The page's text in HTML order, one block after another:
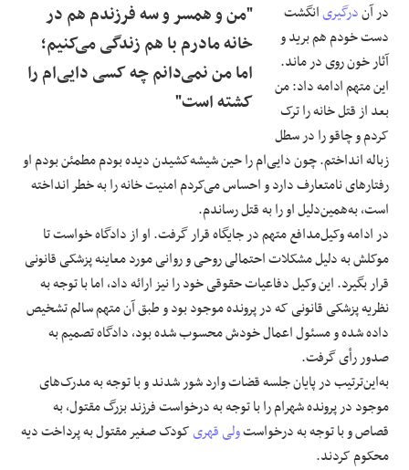
"من و همسر و سه فرزندم هم در
خانه مادرم با هم زندگی می‌کنیم؛
اما من نمی‌دانم چه کسی دایی‌ام را
کشته است"
در آندرگیریانگشت
دست خودم هم برید و
آثار خون روی در ماند.
این متهم ادامه داد: من
بعد از قتل خانه را ترک
کردم و چاقو را در سطل
زباله انداختم. چون دایی‌ام را حین شیشه‌کشیدن دیده بودم مطمئن بودم او
رفتارهای نامتعارف دارد و احساس می‌کردم امنیت خانه را به خطر انداخته
است، به‌همین‌دلیل او را به قتل رساندم.
در ادامه وکیل‌مدافع متهم در جایگاه قرار گرفت. او از دادگاه خواست تا
موکلش به‌ دلیل مشکلات احتمالی روحی و روانی مورد معاینه پزشکی قانونی
قرار بگیرد. این وکیل دفاعیات حقوقی خود را نیز ارائه داد، اما با توجه به
نظریه پزشکی قانونی که در پرونده موجود بود و طبق آن متهم سالم تشخیص
داده شده و مسئول اعمال خودش محسوب شده بود، دادگاه تصمیم به
صدور رأی گرفت.
به‌این‌ترتیب در پایان جلسه قضات وارد شور شدند و با توجه به مدرک‌های
موجود در پرونده شهرام را با توجه به درخواست فرزند بزرگ مقتول، به
قصاص و با توجه به درخواستولی قهریکودک صغیر مقتول به پرداخت دیه
محکوم کردند.